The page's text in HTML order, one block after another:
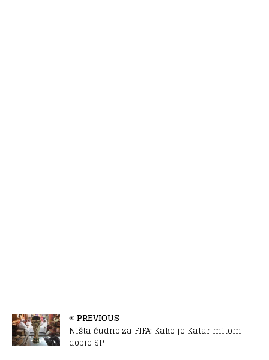
PREVIOUS
Ništa čudno za FIFA: Kako je Katar mitom
dobio SP